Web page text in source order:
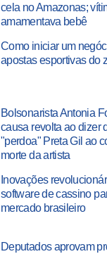
cela no Amazonas;
amamentava bebê
Como iniciar um
apostas esportivas do
Bolsonarista Antonia
causa revolta ao dizer
"perdoa" Preta Gil ao
morte da artista
Inovações
software de cassino
mercado brasileiro
Deputados aprovam